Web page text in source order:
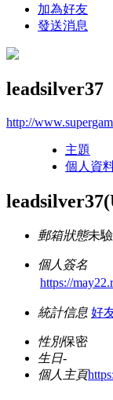
加為好友
發送消息
leadsilver37
http://
主題
個人資
leadsilver37
郵箱狀態未
個人簽名
https://
統計信息 好
性別保密
生日-
個人主頁